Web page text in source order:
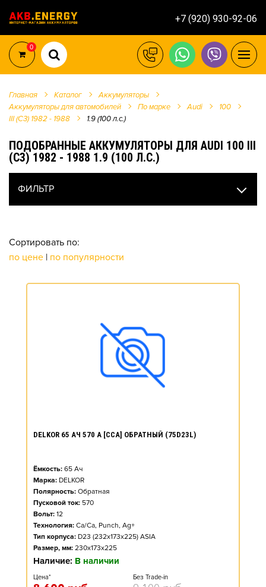
+7 (920) 930-92-06
0
Главная Каталог
Аккумуляторы
Аккумуляторы для автомобилей
По марке Audi
100
III (C3) 1982 - 1988
1.9 (100 л.с.)
ПОДОБРАННЫЕ АККУМУЛЯТОРЫ ДЛЯ AUDI 100 III
(C3) 1982 - 1988 1.9 (100 Л.С.)
ФИЛЬТР
Сортировать по:
по цене | по популярности
DELKOR 65 АЧ 570 А [CCA] ОБРАТНЫЙ (75D23L)
Ёмкость: 65 Ач
Марка: DELKOR
Полярность: Обратная
Пусковой ток: 570
Вольт: 12
Технология: Ca/Ca, Punch, Ag+
Тип корпуса: D23 (232x173x225) ASIA
Размер, мм: 230x173x225
Наличие: В наличии
Цена* Без Trade-in